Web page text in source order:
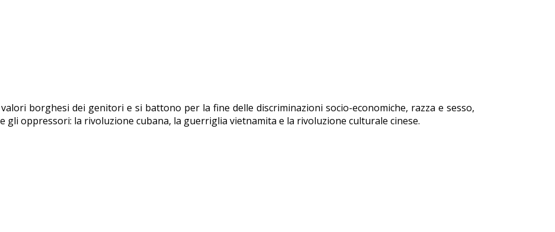
borghesi dei genitori e si battono per la fine delle discriminazioni socio-economiche, razza e sesso,
oppressori: la rivoluzione cubana, la guerriglia vietnamita e la rivoluzione culturale cinese.